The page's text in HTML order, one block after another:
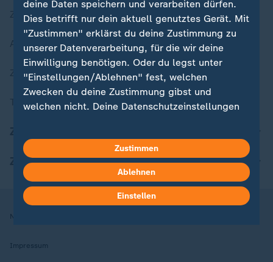
Zuletzt veröffentlicht
Aktuelle Sendungs-Videos
ZDFheute Stories
Themen im Überblick
ZDFheute Apps
Nutzungsbedingungen
Impressum
deine Daten speichern und verarbeiten dürfen.
Dies betrifft nur dein aktuell genutztes Gerät. Mit
"Zustimmen" erklärst du deine Zustimmung zu
unserer Datenverarbeitung, für die wir deine
Einwilligung benötigen. Oder du legst unter
"Einstellungen/Ablehnen" fest, welchen
Zwecken du deine Zustimmung gibst und
welchen nicht. Deine Datenschutzeinstellungen
Hier findest du das Impressum.
Weitere Informationen findest du in unserer
Datenschutzerklärung.
Zustimmen
Ablehnen
Einstellen